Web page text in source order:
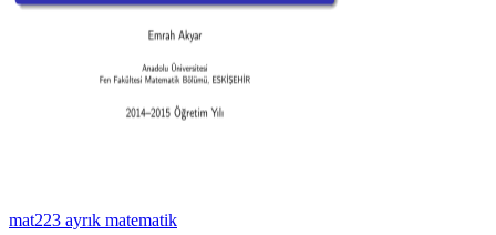
mat223 ayrık matematik